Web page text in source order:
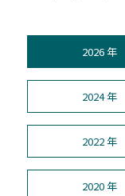
2026 年
2024 年
2022 年
2020 年